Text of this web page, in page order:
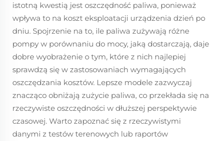
istotną kwestią jest oszczędność paliwa, ponieważ
wpływa to na koszt eksploatacji urządzenia dzień po
dniu. Spojrzenie na to, ile paliwa zużywają różne
pompy w porównaniu do mocy, jaką dostarczają, daje
dobre wyobrażenie o tym, które z nich najlepiej
sprawdzą się w zastosowaniach wymagających
oszczędzania kosztów. Lepsze modele zazwyczaj
znacząco obniżają zużycie paliwa, co przekłada się na
rzeczywiste oszczędności w dłuższej perspektywie
czasowej. Warto zapoznać się z rzeczywistymi
danymi z testów terenowych lub raportów